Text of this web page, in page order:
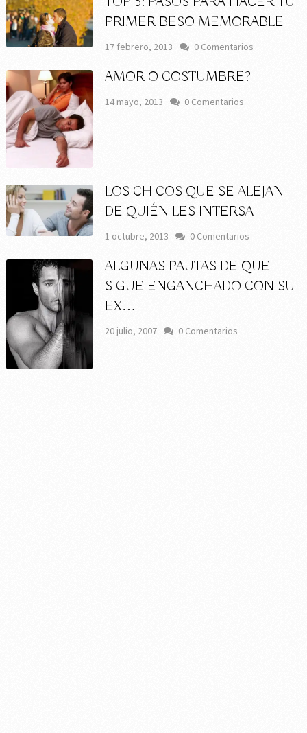
PRIMER BESO MEMORABLE
17 febrero, 2013 0 Comentarios
AMOR O COSTUMBRE?
14 mayo, 2013 0 Comentarios
LOS CHICOS QUE SE ALEJAN
DE QUIÉN LES INTERSA
1 octubre, 2013 0 Comentarios
ALGUNAS PAUTAS DE QUE
SIGUE ENGANCHADO CON SU
EX…
20 julio, 2007 0 Comentarios